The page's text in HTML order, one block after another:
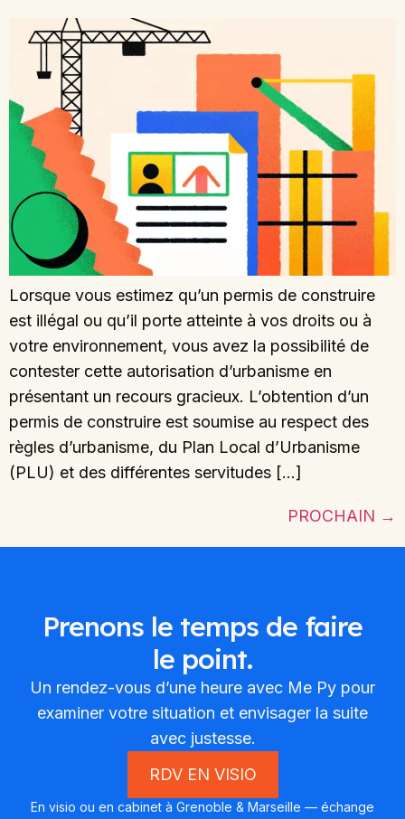
Lorsque vous estimez qu’un permis de construire
est illégal ou qu’il porte atteinte à vos droits ou à
votre environnement, vous avez la possibilité de
contester cette autorisation d’urbanisme en
présentant un recours gracieux. L’obtention d’un
permis de construire est soumise au respect des
règles d’urbanisme, du Plan Local d’Urbanisme
(PLU) et des différentes servitudes […]
PROCHAIN →
Prenons le temps de faire
le point.
Un rendez-vous d’une heure avec Me Py pour
examiner votre situation et envisager la suite
avec justesse.
RDV EN VISIO
En visio ou en cabinet à Grenoble & Marseille — échange